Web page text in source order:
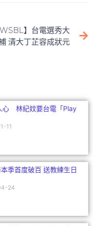
e
dI
WSBL】台電選秀大
清大丁芷容成狀元
心 林紀妏要台電「Play
11
本季首度破百 送教練生日
24